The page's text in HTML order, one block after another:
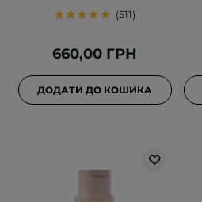
511
660,00 ГРН
ДОДАТИ ДО КОШИКА